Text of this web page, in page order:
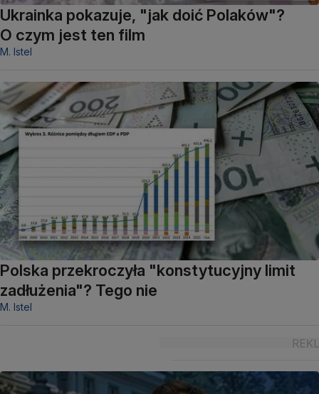
Ukrainka pokazuje, "jak doić Polaków"?
O czym jest ten film
M. Istel
Polska przekroczyła "konstytucyjny limit
zadłużenia"? Tego nie
M. Istel